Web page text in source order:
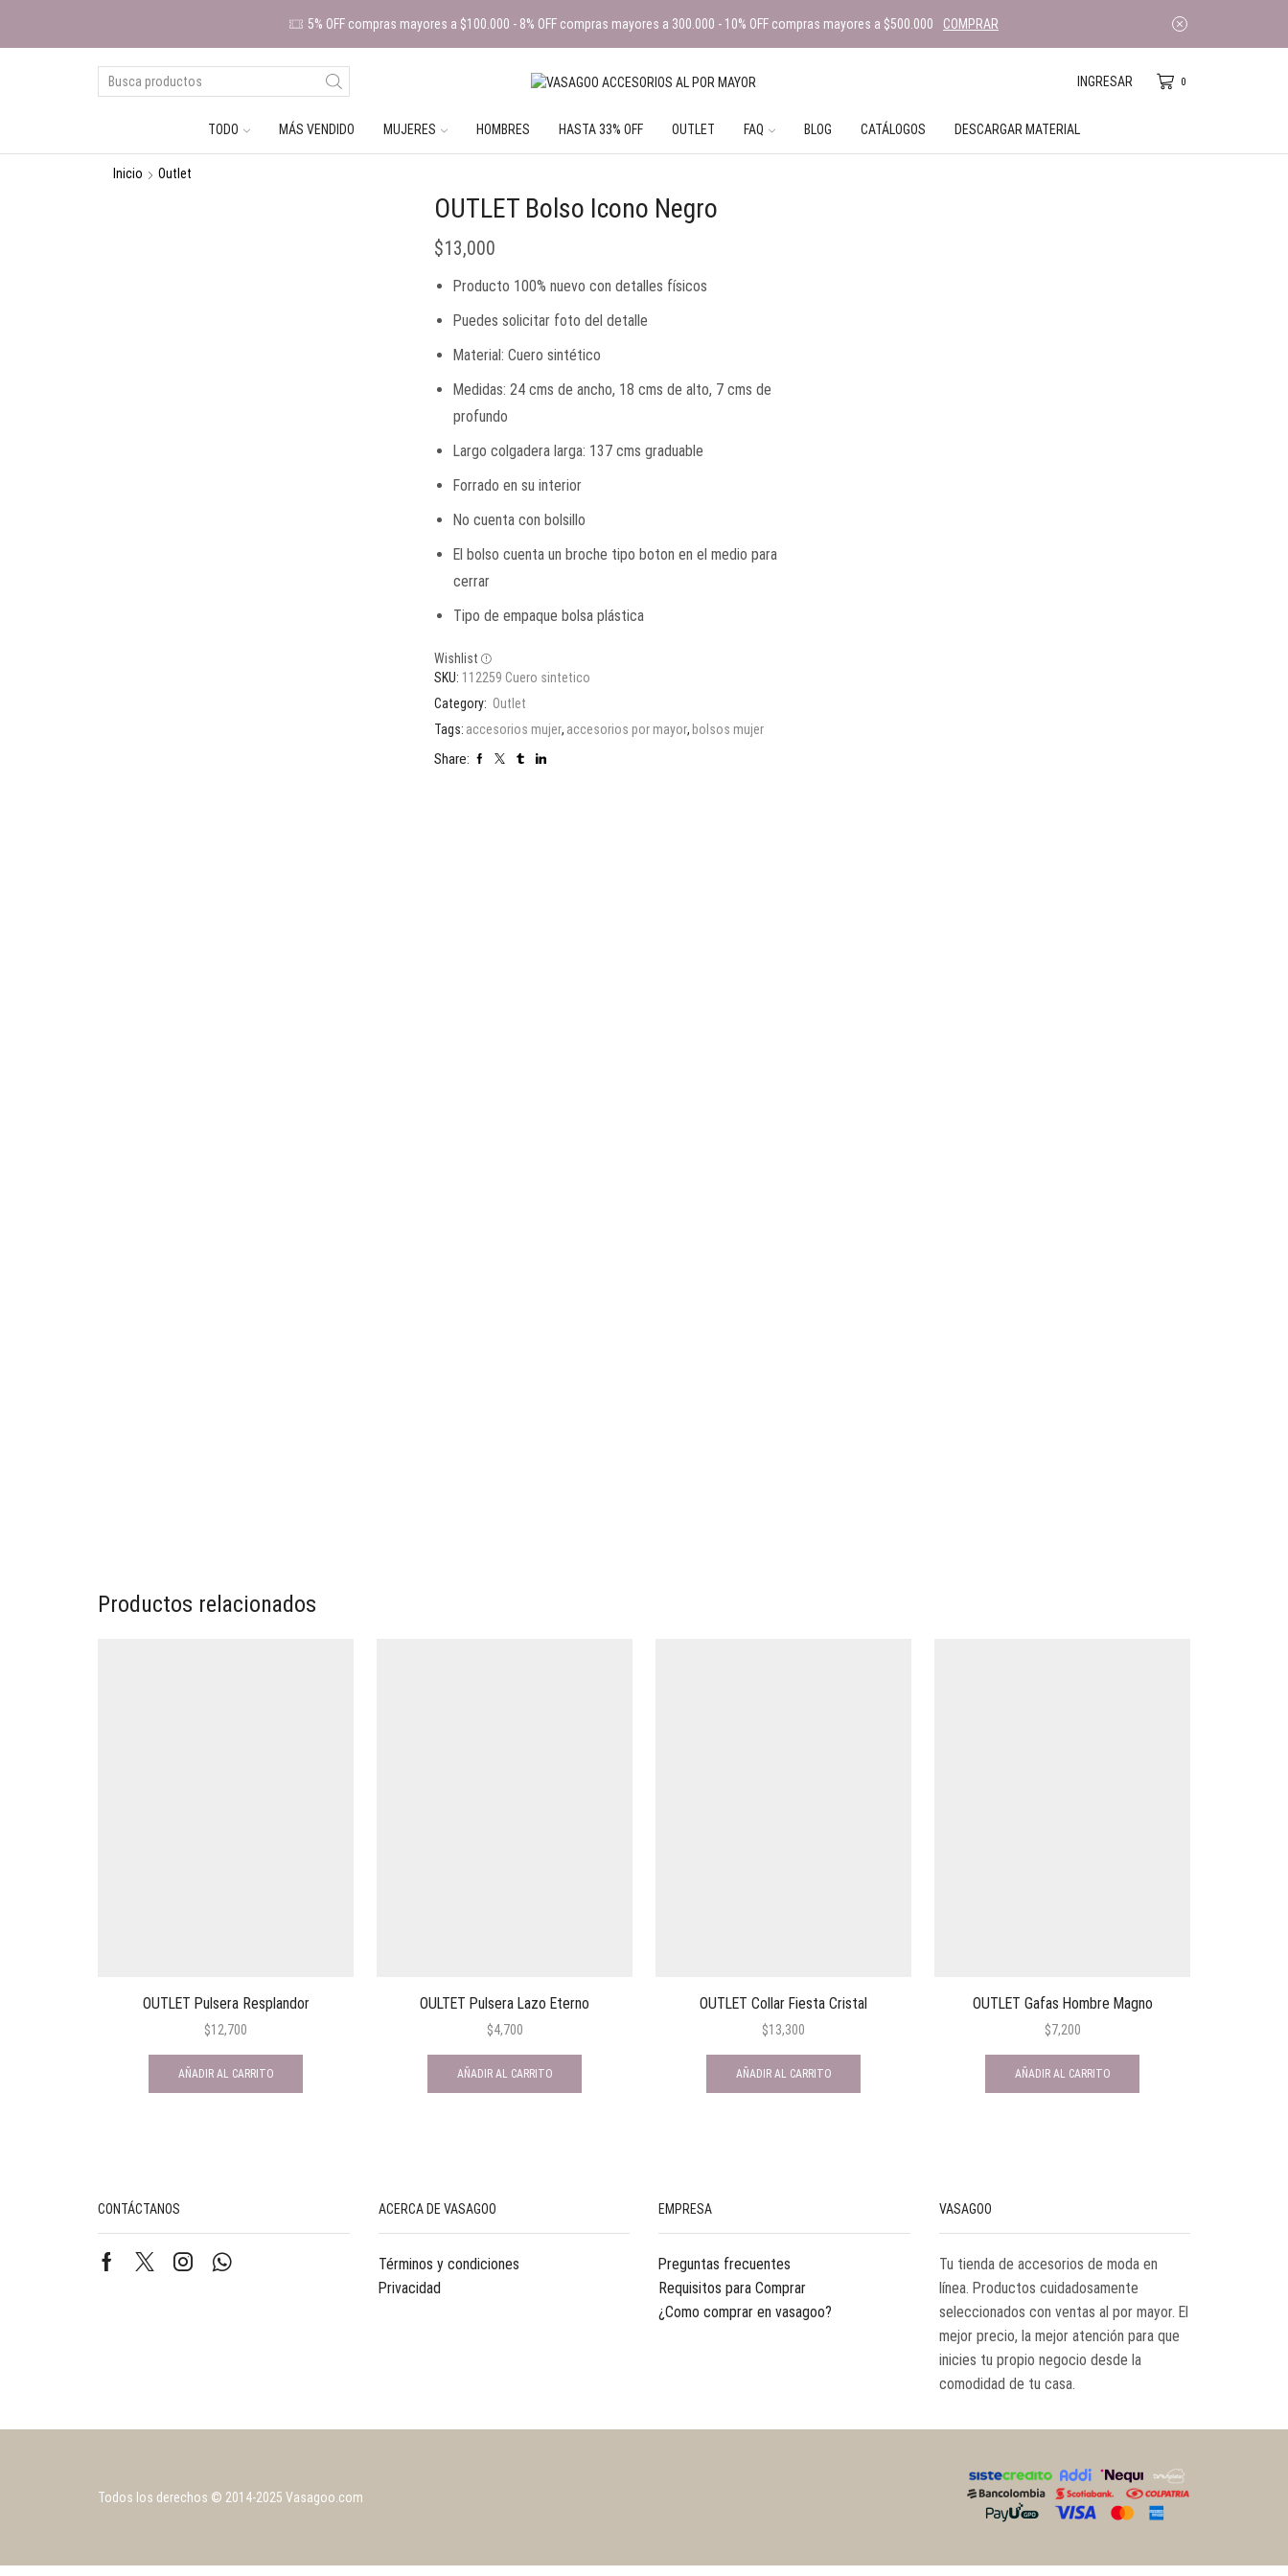
5% OFF compras mayores a $100.000 - 8% OFF compras mayores a 300.000 - 10% OFF compras mayores a $500.000 COMPRAR
INGRESAR 0
TODO MÁS VENDIDO MUJERES HOMBRES HASTA 33% OFF OUTLET FAQ BLOG CATÁLOGOS DESCARGAR MATERIAL
Inicio Outlet
OUTLET Bolso Icono Negro
$13,000
Producto 100% nuevo con detalles físicos
Puedes solicitar foto del detalle
Material: Cuero sintético
Medidas: 24 cms de ancho, 18 cms de alto, 7 cms de
profundo
Largo colgadera larga: 137 cms graduable
Forrado en su interior
No cuenta con bolsillo
El bolso cuenta un broche tipo boton en el medio para
cerrar
Tipo de empaque bolsa plástica
Wishlist
SKU: 112259 Cuero sintetico
Category: Outlet
Tags: accesorios mujer, accesorios por mayor, bolsos mujer
Share:
Productos relacionados
OUTLET Pulsera Resplandor
$12,700
AÑADIR AL CARRITO
OULTET Pulsera Lazo Eterno
$4,700
AÑADIR AL CARRITO
OUTLET Collar Fiesta Cristal
$13,300
AÑADIR AL CARRITO
OUTLET Gafas Hombre Magno
$7,200
AÑADIR AL CARRITO
CONTÁCTANOS ACERCA DE VASAGOO
Términos y condiciones
Privacidad
EMPRESA
Preguntas frecuentes
Requisitos para Comprar
¿Como comprar en vasagoo?
VASAGOO
Tu tienda de accesorios de moda en
línea. Productos cuidadosamente
seleccionados con ventas al por mayor. El
mejor precio, la mejor atención para que
inicies tu propio negocio desde la
comodidad de tu casa.
Todos los derechos © 2014-2025 Vasagoo.com